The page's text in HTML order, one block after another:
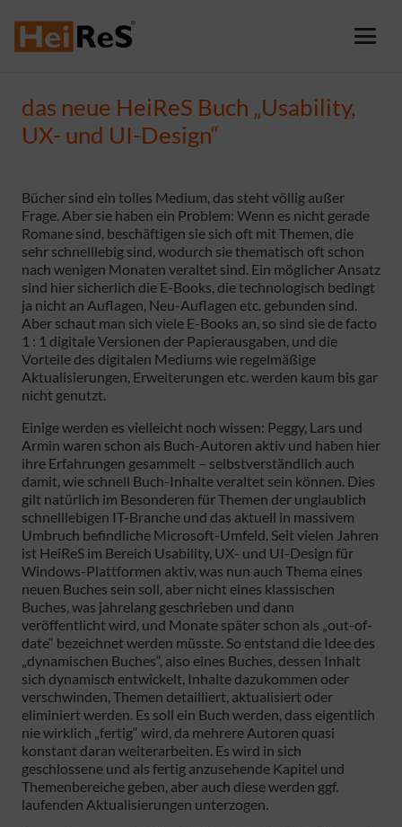
das neue HeiReS Buch „Usability,
UX- und UI-Design“
Bücher sind ein tolles Medium, das steht völlig außer
Frage. Aber sie haben ein Problem: Wenn es nicht gerade
Romane sind, beschäftigen sie sich oft mit Themen, die
sehr schnelllebig sind, wodurch sie thematisch oft schon
nach wenigen Monaten veraltet sind. Ein möglicher Ansatz
sind hier sicherlich die E-Books, die technologisch bedingt
ja nicht an Auflagen, Neu-Auflagen etc. gebunden sind.
Aber schaut man sich viele E-Books an, so sind sie de facto
1 : 1 digitale Versionen der Papierausgaben, und die
Vorteile des digitalen Mediums wie regelmäßige
Aktualisierungen, Erweiterungen etc. werden kaum bis gar
nicht genutzt.
Einige werden es vielleicht noch wissen: Peggy, Lars und
Armin waren schon als Buch-Autoren aktiv und haben hier
ihre Erfahrungen gesammelt – selbstverständlich auch
damit, wie schnell Buch-Inhalte veraltet sein können. Dies
gilt natürlich im Besonderen für Themen der unglaublich
schnelllebigen IT-Branche und das aktuell in massivem
Umbruch befindliche Microsoft-Umfeld. Seit vielen Jahren
ist HeiReS im Bereich Usability, UX- und UI-Design für
Windows-Plattformen aktiv, was nun auch Thema eines
neuen Buches sein soll, aber nicht eines klassischen
Buches, was jahrelang geschrieben und dann
veröffentlicht wird, und Monate später schon als „out-of-
date“ bezeichnet werden müsste. So entstand die Idee des
„dynamischen Buches“, also eines Buches, dessen Inhalt
sich dynamisch entwickelt, Inhalte dazukommen oder
verschwinden, Themen detailliert, aktualisiert oder
eliminiert werden. Es soll ein Buch werden, dass eigentlich
nie wirklich „fertig“ wird, da mehrere Autoren quasi
konstant daran weiterarbeiten. Es wird in sich
geschlossene und als fertig anzusehende Kapitel und
Themenbereiche geben, aber auch diese werden ggf.
laufenden Aktualisierungen unterzogen.